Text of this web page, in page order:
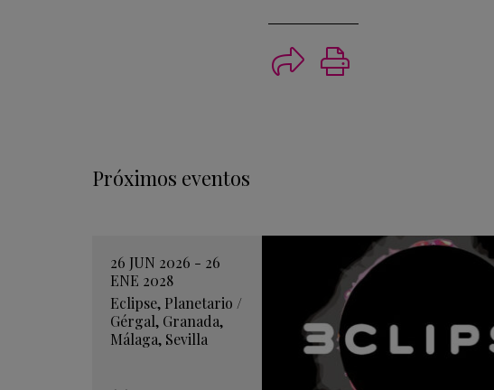
Próximos eventos
26 JUN 2026 - 26
ENE 2028
Eclipse, Planetario /
Gérgal, Granada,
Málaga, Sevilla